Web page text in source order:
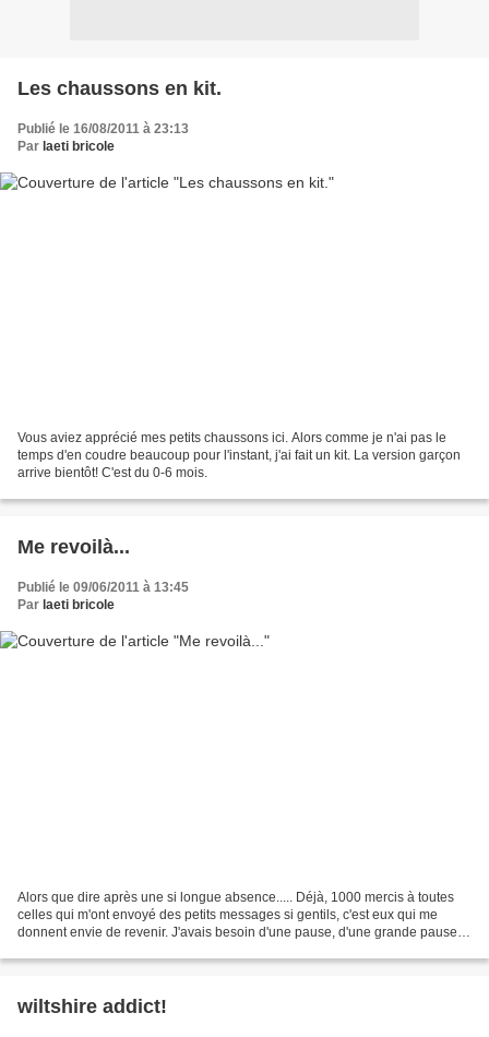
Les chaussons en kit.
Publié le 16/08/2011 à 23:13
Par laeti bricole
Vous aviez apprécié mes petits chaussons ici. Alors comme je n'ai pas le
temps d'en coudre beaucoup pour l'instant, j'ai fait un kit. La version garçon
arrive bientôt! C'est du 0-6 mois.
Me revoilà...
Publié le 09/06/2011 à 13:45
Par laeti bricole
Alors que dire après une si longue absence..... Déjà, 1000 mercis à toutes
celles qui m'ont envoyé des petits messages si gentils, c'est eux qui me
donnent envie de revenir. J'avais besoin d'une pause, d'une grande pause.
wiltshire addict!